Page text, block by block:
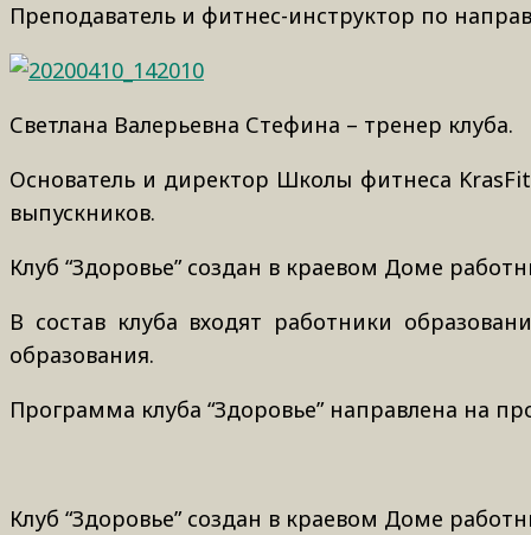
Преподаватель и фитнес-инструктор по
Светлана Валерьевна Стефина – тренер клуба.
Основатель и директор Школы фитнеса
выпускников.
Клуб “Здоровье” создан в краевом Доме
В состав клуба входят работники
образования.
Программа клуба “Здоровье” направлена на
Клуб “Здоровье” создан в краевом Доме